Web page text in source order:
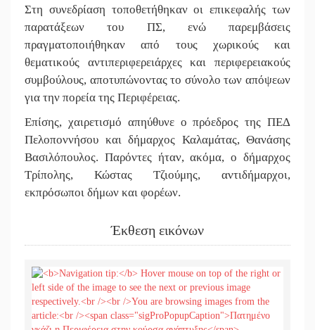
Στη συνεδρίαση τοποθετήθηκαν οι επικεφαλής των
παρατάξεων του ΠΣ, ενώ παρεμβάσεις
πραγματοποιήθηκαν από τους χωρικούς και
θεματικούς αντιπεριφερειάρχες και περιφερειακούς
συμβούλους, αποτυπώνοντας το σύνολο των απόψεων
για την πορεία της Περιφέρειας.
Επίσης, χαιρετισμό απηύθυνε ο πρόεδρος της ΠΕΔ
Πελοποννήσου και δήμαρχος Καλαμάτας, Θανάσης
Βασιλόπουλος. Παρόντες ήταν, ακόμα, ο δήμαρχος
Τρίπολης, Κώστας Τζιούμης, αντιδήμαρχοι,
εκπρόσωποι δήμων και φορέων.
Έκθεση εικόνων